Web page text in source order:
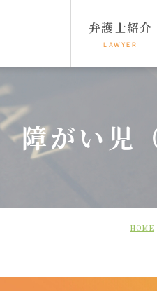
弁護士紹介
LAWYER
障がい児
HOME